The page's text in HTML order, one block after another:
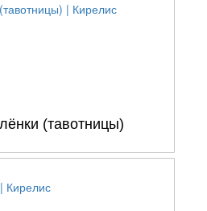
(тавотницы)